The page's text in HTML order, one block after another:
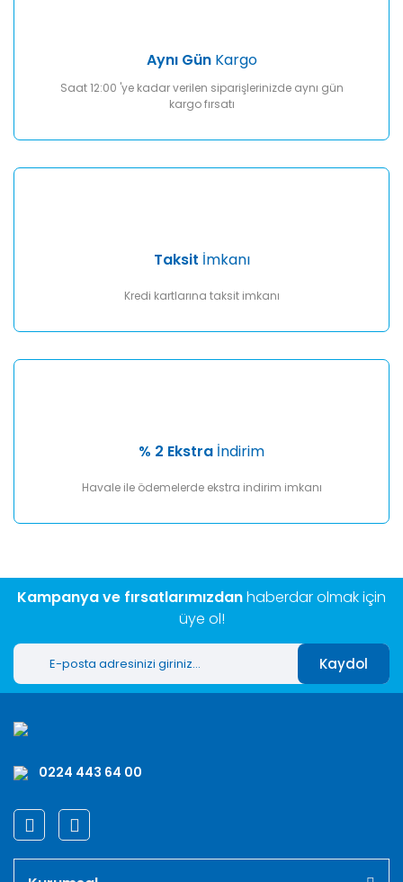
Aynı GünKargo
Saat 12:00 'ye kadar verilen siparişlerinizde aynı gün
kargo fırsatı
Taksit İmkanı
Kredi kartlarına taksit imkanı
% 2 Ekstra İndirim
Havale ile ödemelerde ekstra indirim imkanı
Kampanya ve fırsatlarımızdanhaberdar olmak için
üye ol!
Kaydol
0224 443 64 00